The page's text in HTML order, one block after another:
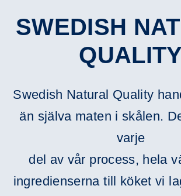
SWEDISH
QUALITY
Swedish Natural Quality
än själva maten i skålen.
varje
del av vår process, hela
ingredienserna till köket vi